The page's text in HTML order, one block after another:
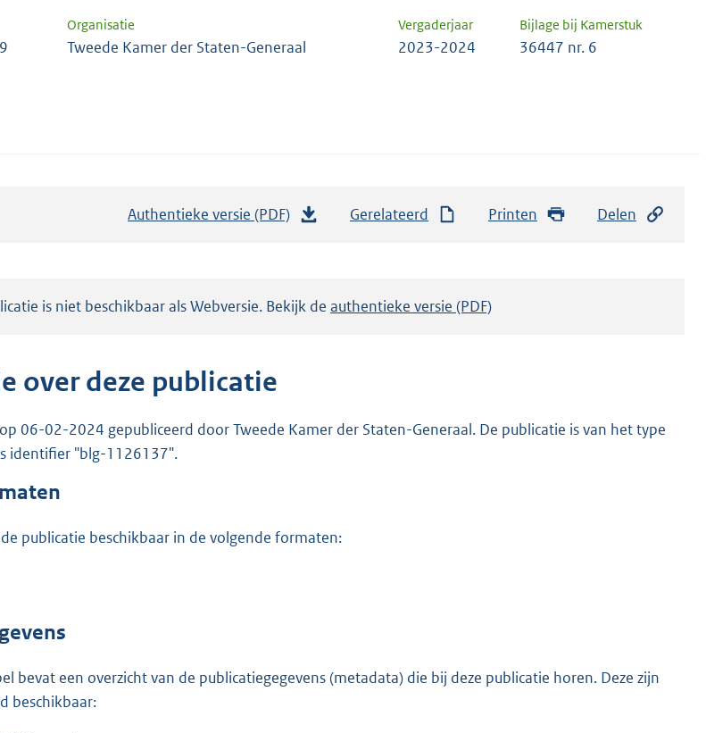
Organisatie Vergaderjaar Bijlage bij Kamerstuk
Tweede Kamer der Staten-Generaal 2023-2024 36447 nr. 6
Authentieke versie (PDF)
a
r
K
Gerelateerd Printen Delen
is niet beschikbaar als Webversie. Bekijk de authentieke versie (PDF)
over deze publicatie
06-02-2024 gepubliceerd door Tweede Kamer der Staten-Generaal. De publicatie is van het type
identifier "blg-1126137".
publicatie beschikbaar in de volgende formaten:
bevat een overzicht van de publicatiegegevens (metadata) die bij deze publicatie horen. Deze zijn
beschikbaar: